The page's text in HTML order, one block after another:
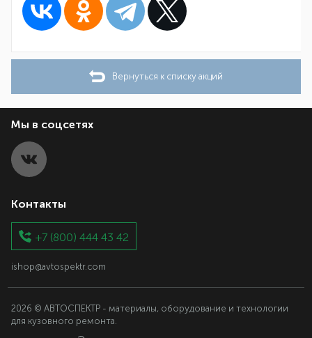
Вернуться к списку акций
Мы в соцсетях
Контакты
+7 (800) 444 43 42
ishop@avtospektr.com
2026 © АВТОСПЕКТР - материалы, оборудование и технологии
для кузовного ремонта.